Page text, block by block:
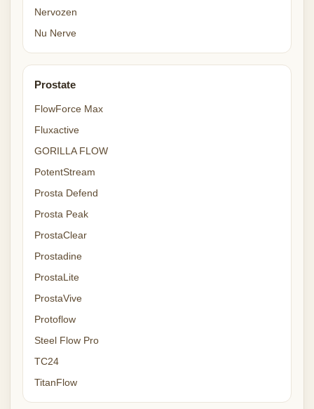
Nervozen
Nu Nerve
Prostate
FlowForce Max
Fluxactive
GORILLA FLOW
PotentStream
Prosta Defend
Prosta Peak
ProstaClear
Prostadine
ProstaLite
ProstaVive
Protoflow
Steel Flow Pro
TC24
TitanFlow